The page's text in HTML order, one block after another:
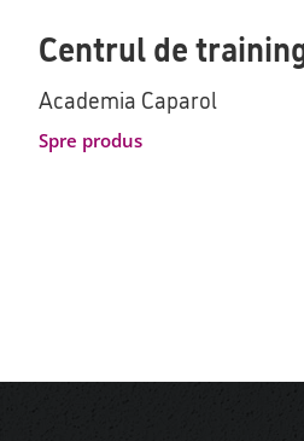
Centrul de
Academia Caparol
Spre produs